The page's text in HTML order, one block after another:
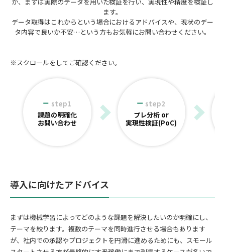
ます。
データ取得はこれからという場合におけるアドバイスや、現状のデー
タ内容で良いか不安…という方もお気軽にお問い合わせください。
※スクロールをしてご確認ください。
step1
課題の明確化
お問い合わせ
step2
プレ分析 or
実現性検証(PoC)
導入に向けたアドバイス
まずは機械学習によってどのような課題を解決したいのか明確にし、
テーマを絞ります。複数のテーマを同時進行させる場合もあります
が、社内での承認やプロジェクトを円滑に進めるためにも、スモール